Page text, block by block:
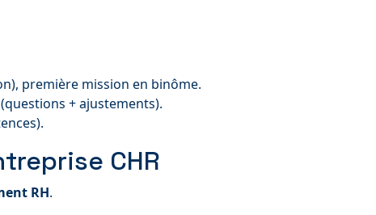
première mission en binôme.
+ ajustements).
CHR
RH.